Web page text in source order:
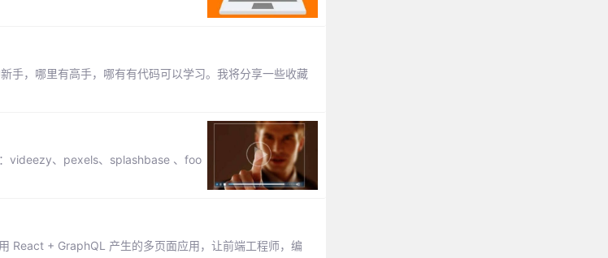
手，哪里有高手，哪有有代码可以学习。我将分享一些收藏
videezy、pexels、splashbase 、foo
React + GraphQL 产生的多页面应用，让前端工程师，编